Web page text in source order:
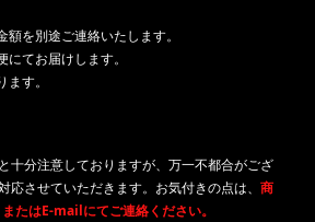
を別途ご連絡いたします。
てお届けします。
す。
十分注意しておりますが、万一不都合がござ
させていただきます。お気付きの点は、 商
たはE-mailにてご連絡ください。